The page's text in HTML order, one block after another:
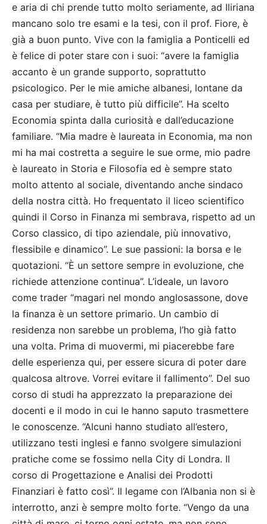
e aria di chi prende tutto molto seriamente, ad Iliriana
mancano solo tre esami e la tesi, con il prof. Fiore, è
già a buon punto. Vive con la famiglia a Ponticelli ed
è felice di poter stare con i suoi: “avere la famiglia
accanto è un grande supporto, soprattutto
psicologico. Per le mie amiche albanesi, lontane da
casa per studiare, è tutto più difficile”. Ha scelto
Economia spinta dalla curiosità e dall’educazione
familiare. “Mia madre è laureata in Economia, ma non
mi ha mai costretta a seguire le sue orme, mio padre
è laureato in Storia e Filosofia ed è sempre stato
molto attento al sociale, diventando anche sindaco
della nostra città. Ho frequentato il liceo scientifico
quindi il Corso in Finanza mi sembrava, rispetto ad un
Corso classico, di tipo aziendale, più innovativo,
flessibile e dinamico”. Le sue passioni: la borsa e le
quotazioni. “È un settore sempre in evoluzione, che
richiede attenzione continua”. L’ideale, un lavoro
come trader “magari nel mondo anglosassone, dove
la finanza è un settore primario. Un cambio di
residenza non sarebbe un problema, l’ho già fatto
una volta. Prima di muovermi, mi piacerebbe fare
delle esperienza qui, per essere sicura di poter dare
qualcosa altrove. Vorrei evitare il fallimento”. Del suo
corso di studi ha apprezzato la preparazione dei
docenti e il modo in cui le hanno saputo trasmettere
le conoscenze. “Alcuni hanno studiato all’estero,
utilizzano testi inglesi e fanno svolgere simulazioni
pratiche come se fossimo nella City di Londra. Il
corso di Progettazione e Analisi dei Prodotti
Finanziari è fatto così”. Il legame con l’Albania non si è
interrotto, anzi è sempre molto forte. “Vengo da una